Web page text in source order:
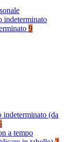
indeterminato
9
indeterminato (da
a tempo